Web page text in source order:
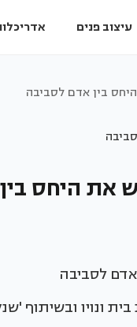
עיצוב פנים
בין אדם לסביבה
את היחס
לסביבה
ביוזמת והפקת בית ונויו